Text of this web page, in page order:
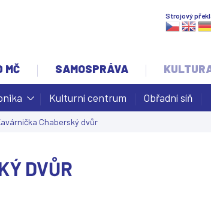
Strojový
MČ SAMOSPRÁVA
Kulturní centrum Obřadní síň
Chaberský dvůr
DVŮR